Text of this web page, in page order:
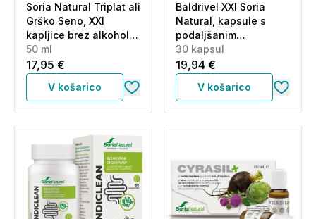
Soria Natural Triplat ali
Grško Seno, XXI
kapljice brez alkohola
(50 ml)
50 ml
17,95 €
V košarico
Baldrivel XXI Soria
Natural, kapsule s
podaljšanim
sproščanjem (30
kapsul)
30 kapsul
19,94 €
V košarico